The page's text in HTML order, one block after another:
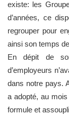
existe: les
d’années, ce
regrouper pour
ainsi son temps
En dépit de
d’employeurs
dans notre pays.
a adopté, au
formule et